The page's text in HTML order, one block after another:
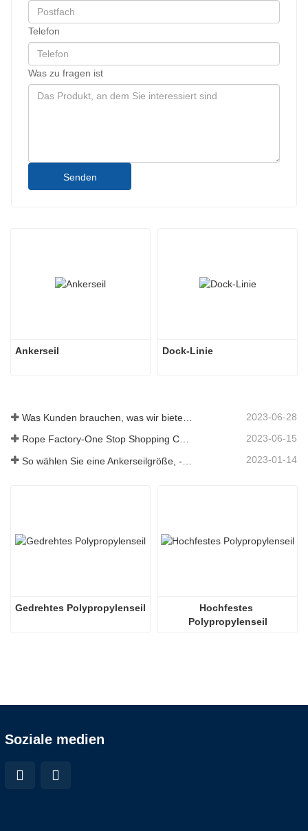
Telefon
Was zu fragen ist
Senden
Ankerseil Dock-Linie
2023-06-28
Rope Factory-One Stop Shopping Center-Tai an Rope LTD 2023-06-15
2023-01-14
Gedrehtes Polypropylenseil
Hochfestes
Polypropylenseil
Soziale medien